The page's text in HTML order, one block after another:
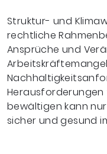
Struktur- und
rechtliche
Ansprüche und
Herausforderungen
bewältigen kann
sicher und gesund